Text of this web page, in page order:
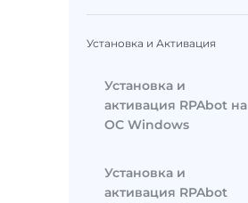
Установка и Активация
Установка и
активация RPAbot на
ОС Windows
Установка и
активация RPAbot